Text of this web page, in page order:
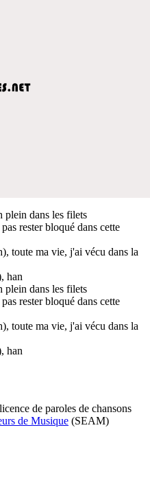
plein dans les filets
rester bloqué dans cette
toute ma vie, j'ai vécu dans la
han
plein dans les filets
rester bloqué dans cette
toute ma vie, j'ai vécu dans la
han
de paroles de chansons
de Musique (SEAM)